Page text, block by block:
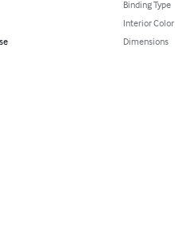
Binding Type
Interior Color
Dimensions